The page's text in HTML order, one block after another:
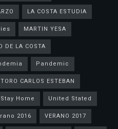
LA COSTA ESTUDIA
MARTIN YESA
DE LA COSTA
Pandemic
CARLOS ESTEBAN
Stay Home
United Stated
2016
VERANO 2017